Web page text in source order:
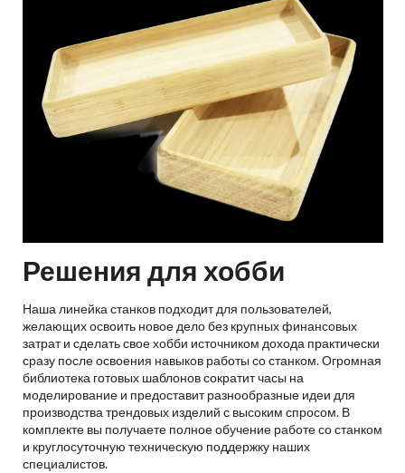
Решения для хобби
Наша линейка станков подходит для пользователей,
желающих освоить новое дело без крупных финансовых
затрат и сделать свое хобби источником дохода практически
сразу после освоения навыков работы со станком. Огромная
библиотека готовых шаблонов сократит часы на
моделирование и предоставит разнообразные идеи для
производства трендовых изделий с высоким спросом. В
комплекте вы получаете полное обучение работе со станком
и круглосуточную техническую поддержку наших
специалистов.